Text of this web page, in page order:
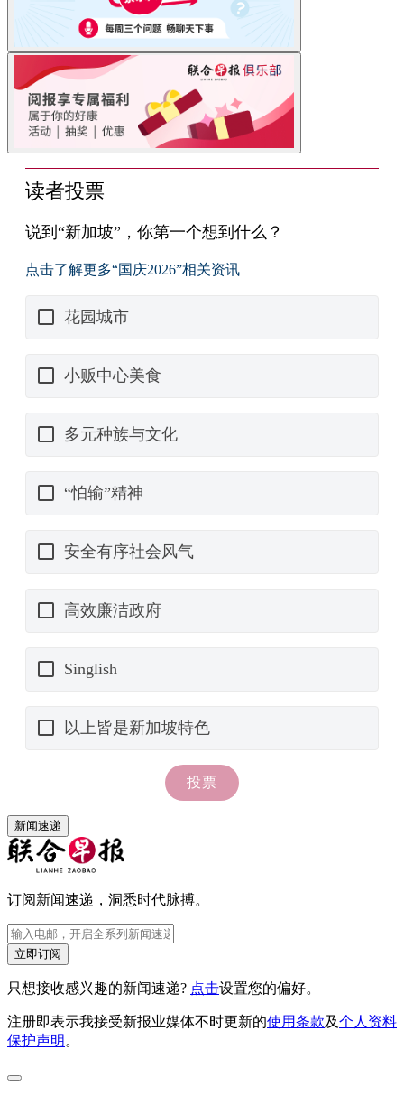
新闻速递
订阅新闻速递，洞悉时代脉搏。
立即订阅
只想接收感兴趣的新闻速递? 点击设置您的偏好。
注册即表示我接受新报业媒体不时更新的使用条款及个人资料
保护声明 。